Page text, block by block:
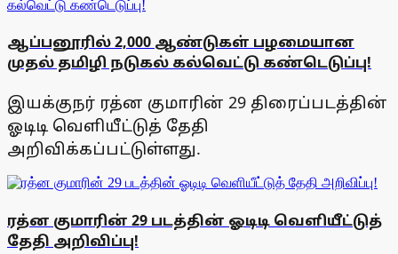
ஆப்பனூரில் 2,000 ஆண்டுகள் பழமையான
முதல் தமிழி நடுகல் கல்வெட்டு கண்டெடுப்பு!
இயக்குநர் ரத்ன குமாரின் 29 திரைப்படத்தின்
ஓடிடி வெளியீட்டுத் தேதி
அறிவிக்கப்பட்டுள்ளது.
ரத்ன குமாரின் 29 படத்தின் ஓடிடி வெளியீட்டுத்
தேதி அறிவிப்பு!